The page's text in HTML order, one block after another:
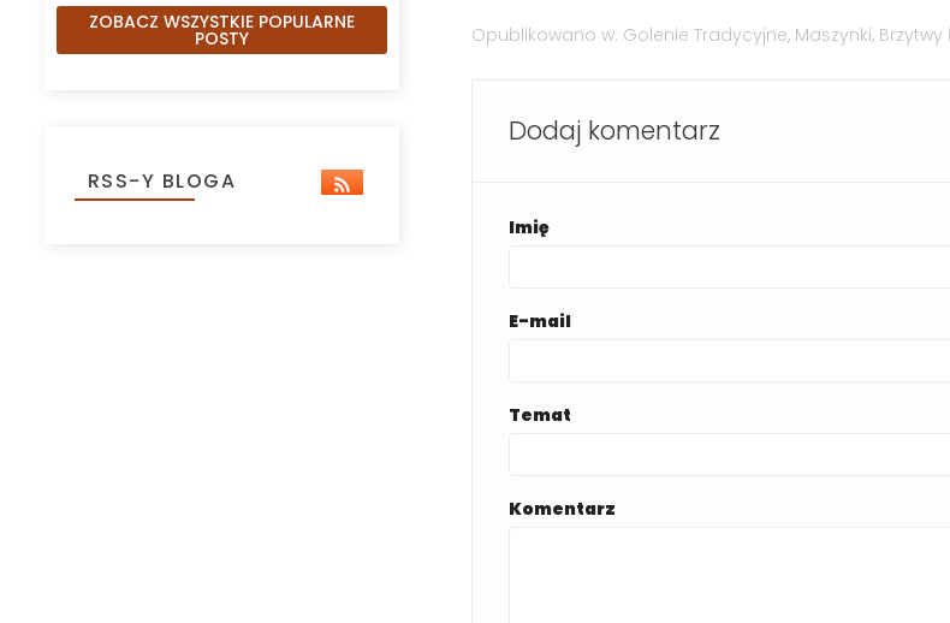
ZOBACZ WSZYSTKIE POPULARNE
POSTY
RSS-Y BLOGA
Opublikowano w: Golenie Tradycyjne, Maszynki,
Dodaj komentarz
Imię
E-mail
Temat
Komentarz